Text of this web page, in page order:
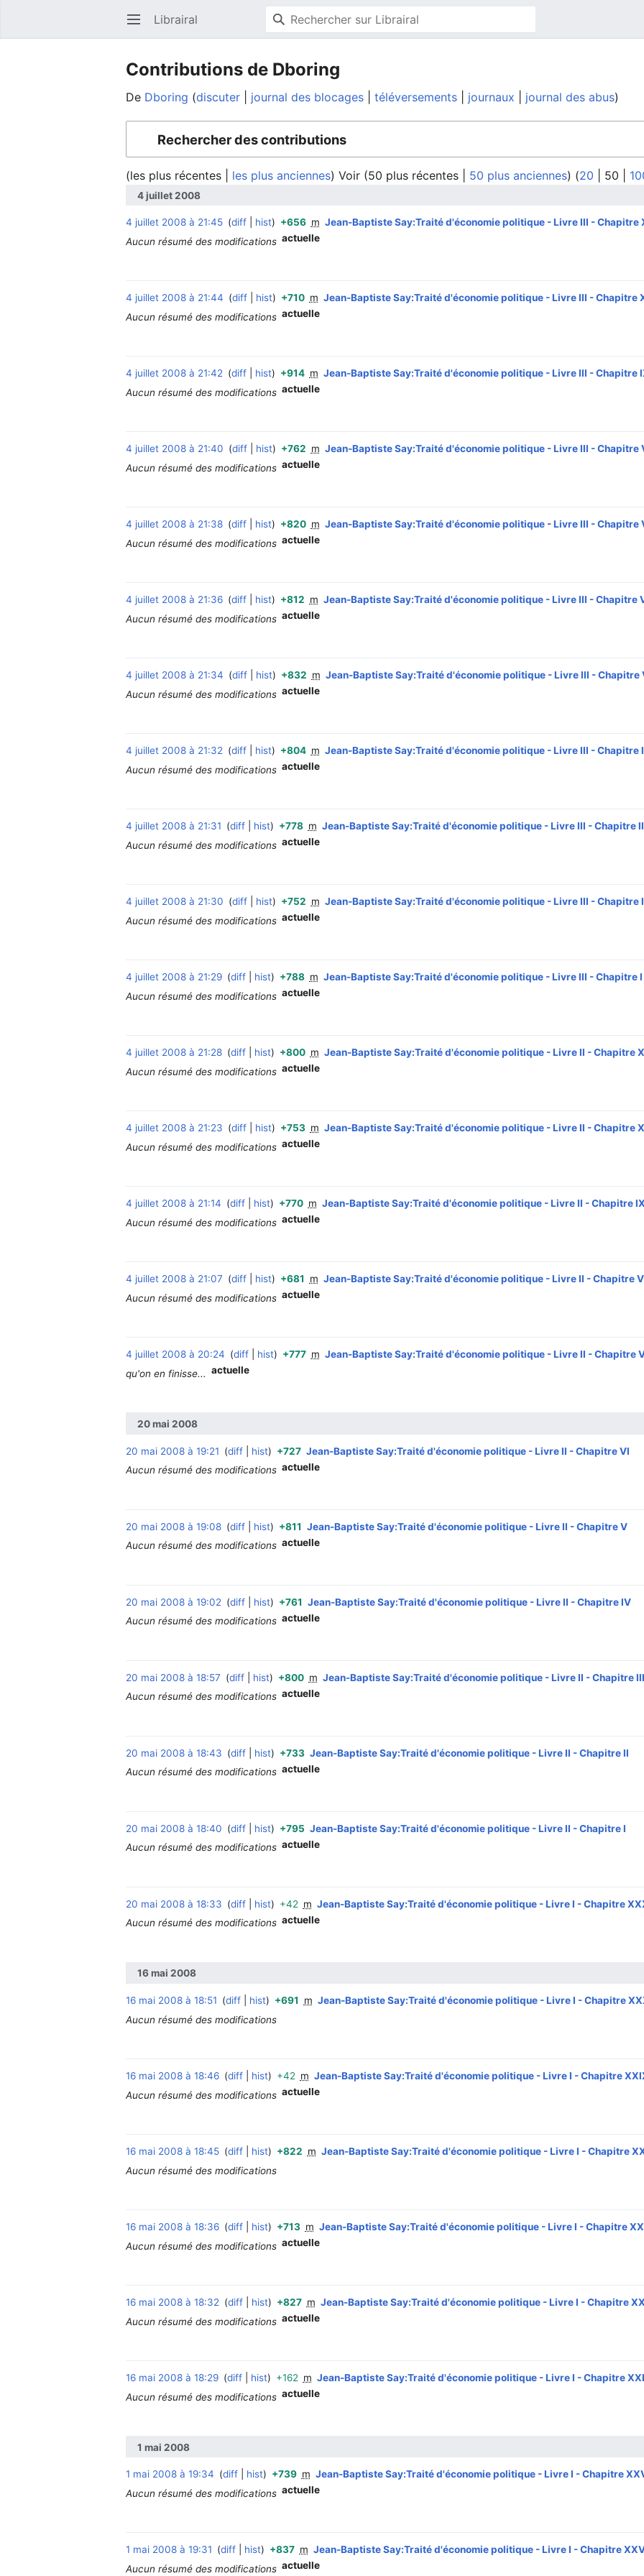
Ouvrir le menu principal Librairal
Contributions de Dboring
De Dboring discuter journal des blocages téléversements journaux journal des abus
Rechercher des contributions
(les plus récentes les plus anciennes) Voir (50 plus récentes 50 plus anciennes) (20 50
4 juillet 2008
4 juillet 2008 à 21:45 diff hist +656 m Jean-Baptiste Say:Traité d'économie politique - Livre III - Chapitre
Aucun résumé des modifications actuelle
4 juillet 2008 à 21:44 diff hist +710 m Jean-Baptiste Say:Traité d'économie politique - Livre III - Chapitre
Aucun résumé des modifications actuelle
4 juillet 2008 à 21:42 diff hist +914 m Jean-Baptiste Say:Traité d'économie politique - Livre III - Chapitre
Aucun résumé des modifications actuelle
4 juillet 2008 à 21:40 diff hist +762 m Jean-Baptiste Say:Traité d'économie politique - Livre III - Chapitre
Aucun résumé des modifications actuelle
4 juillet 2008 à 21:38 diff hist +820 m Jean-Baptiste Say:Traité d'économie politique - Livre III - Chapitre
Aucun résumé des modifications actuelle
4 juillet 2008 à 21:36 diff hist +812 m Jean-Baptiste Say:Traité d'économie politique - Livre III - Chapitre
Aucun résumé des modifications actuelle
4 juillet 2008 à 21:34 diff hist +832 m Jean-Baptiste Say:Traité d'économie politique - Livre III - Chapitre
Aucun résumé des modifications actuelle
4 juillet 2008 à 21:32 diff hist +804 m Jean-Baptiste Say:Traité d'économie politique - Livre III - Chapitre
Aucun résumé des modifications actuelle
4 juillet 2008 à 21:31 diff hist +778 m Jean-Baptiste Say:Traité d'économie politique - Livre III - Chapitre
Aucun résumé des modifications actuelle
4 juillet 2008 à 21:30 diff hist +752 m Jean-Baptiste Say:Traité d'économie politique - Livre III - Chapitre
Aucun résumé des modifications actuelle
4 juillet 2008 à 21:29 diff hist +788 m Jean-Baptiste Say:Traité d'économie politique - Livre III - Chapitre I
Aucun résumé des modifications actuelle
4 juillet 2008 à 21:28 diff hist +800 m Jean-Baptiste Say:Traité d'économie politique - Livre II - Chapitre
Aucun résumé des modifications actuelle
4 juillet 2008 à 21:23 diff hist +753 m Jean-Baptiste Say:Traité d'économie politique - Livre II - Chapitre X
Aucun résumé des modifications actuelle
4 juillet 2008 à 21:14 diff hist +770 m Jean-Baptiste Say:Traité d'économie politique - Livre II - Chapitre
Aucun résumé des modifications actuelle
4 juillet 2008 à 21:07 diff hist +681 m Jean-Baptiste Say:Traité d'économie politique - Livre II - Chapitre
Aucun résumé des modifications actuelle
4 juillet 2008 à 20:24 diff hist +777 m Jean-Baptiste Say:Traité d'économie politique - Livre II - Chapitre
qu'on en finisse... actuelle
20 mai 2008
20 mai 2008 à 19:21 diff hist +727 Jean-Baptiste Say:Traité d'économie politique - Livre II - Chapitre VI
Aucun résumé des modifications actuelle
20 mai 2008 à 19:08 diff hist +811 Jean-Baptiste Say:Traité d'économie politique - Livre II - Chapitre V
Aucun résumé des modifications actuelle
20 mai 2008 à 19:02 diff hist +761 Jean-Baptiste Say:Traité d'économie politique - Livre II - Chapitre IV
Aucun résumé des modifications actuelle
20 mai 2008 à 18:57 diff hist +800 m Jean-Baptiste Say:Traité d'économie politique - Livre II - Chapitre III
Aucun résumé des modifications actuelle
20 mai 2008 à 18:43 diff hist +733 Jean-Baptiste Say:Traité d'économie politique - Livre II - Chapitre II
Aucun résumé des modifications actuelle
20 mai 2008 à 18:40 diff hist +795 Jean-Baptiste Say:Traité d'économie politique - Livre II - Chapitre I
Aucun résumé des modifications actuelle
20 mai 2008 à 18:33 diff hist +42 m Jean-Baptiste Say:Traité d'économie politique - Livre I - Chapitre
Aucun résumé des modifications actuelle
16 mai 2008
16 mai 2008 à 18:51 diff hist +691 m Jean-Baptiste Say:Traité d'économie politique - Livre I - Chapitre
Aucun résumé des modifications
16 mai 2008 à 18:46 diff hist +42 m Jean-Baptiste Say:Traité d'économie politique - Livre I - Chapitre
Aucun résumé des modifications actuelle
16 mai 2008 à 18:45 diff hist +822 m Jean-Baptiste Say:Traité d'économie politique - Livre I - Chapitre
Aucun résumé des modifications
16 mai 2008 à 18:36 diff hist +713 m Jean-Baptiste Say:Traité d'économie politique - Livre I - Chapitre
Aucun résumé des modifications actuelle
16 mai 2008 à 18:32 diff hist +827 m Jean-Baptiste Say:Traité d'économie politique - Livre I - Chapitre
Aucun résumé des modifications actuelle
16 mai 2008 à 18:29 diff hist +162 m Jean-Baptiste Say:Traité d'économie politique - Livre I - Chapitre
Aucun résumé des modifications actuelle
1 mai 2008
1 mai 2008 à 19:34 diff hist +739 m Jean-Baptiste Say:Traité d'économie politique - Livre I - Chapitre
Aucun résumé des modifications actuelle
1 mai 2008 à 19:31 diff hist +837 m Jean-Baptiste Say:Traité d'économie politique - Livre I - Chapitre
Aucun résumé des modifications actuelle